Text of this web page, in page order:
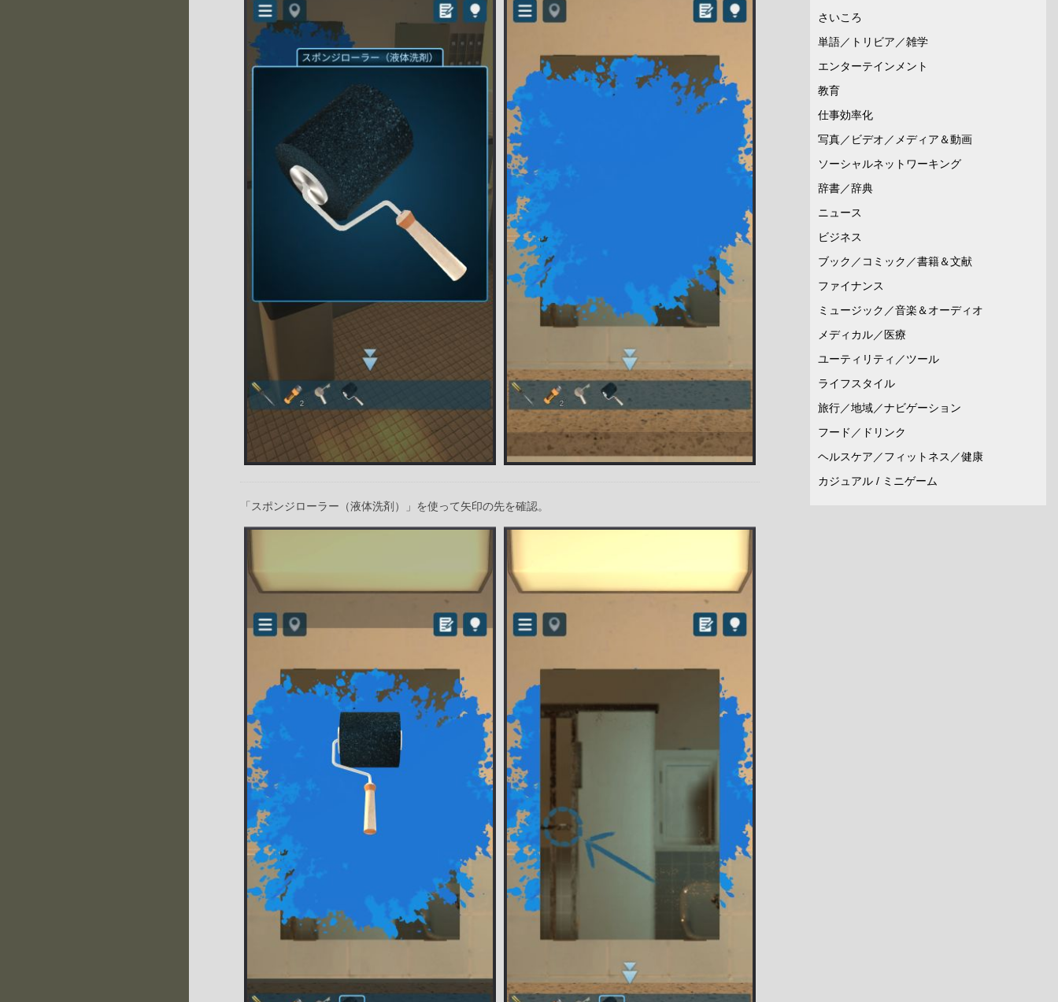
「スポンジローラー（液体洗剤）」を使って矢印の先を確認。
さいころ
単語／トリビア／雑学
エンターテインメント
教育
仕事効率化
写真／ビデオ／メディア＆動画
ソーシャルネットワーキング
辞書／辞典
ニュース
ビジネス
ブック／コミック／書籍＆文献
ファイナンス
ミュージック／音楽＆オーディオ
メディカル／医療
ユーティリティ／ツール
ライフスタイル
旅行／地域／ナビゲーション
フード／ドリンク
ヘルスケア／フィットネス／健康
カジュアル / ミニゲーム